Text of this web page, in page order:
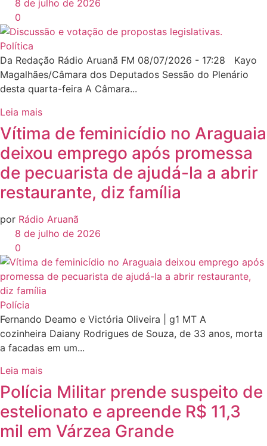
8 de julho de 2026
0
Política
Da Redação Rádio Aruanã FM 08/07/2026 - 17:28 Kayo
Magalhães/Câmara dos Deputados Sessão do Plenário
desta quarta-feira A Câmara...
Leia mais
Vítima de feminicídio no Araguaia
deixou emprego após promessa
de pecuarista de ajudá-la a abrir
restaurante, diz família
por Rádio Aruanã
8 de julho de 2026
0
Polícia
Fernando Deamo e Victória Oliveira | g1 MT A
cozinheira Daiany Rodrigues de Souza, de 33 anos, morta
a facadas em um...
Leia mais
Polícia Militar prende suspeito de
estelionato e apreende R$ 11,3
mil em Várzea Grande